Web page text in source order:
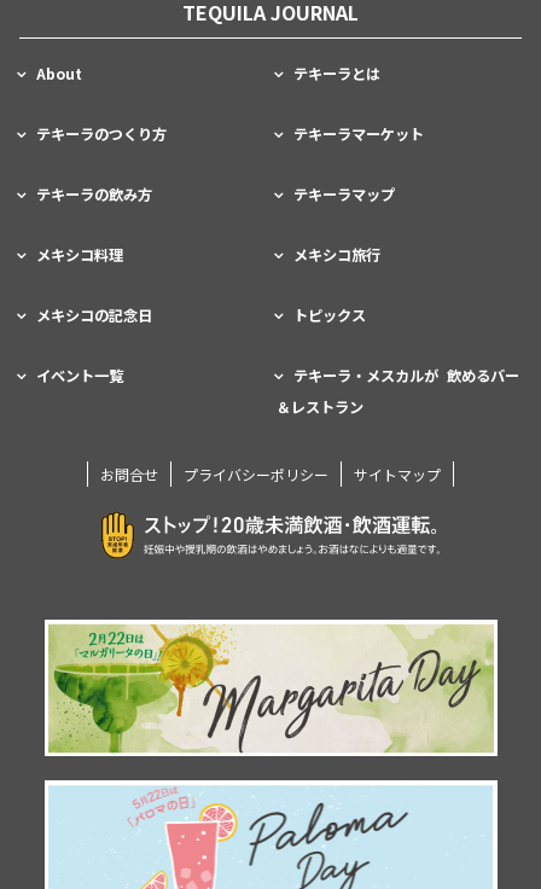
TEQUILA JOURNAL
About テキーラとは
テキーラのつくり方 テキーラマーケット
テキーラの飲み方 テキーラマップ
メキシコ料理 メキシコ旅行
メキシコの記念日 トピックス
イベント一覧
テキーラ・メスカルが 飲めるバー
＆レストラン
お問合せ プライバシーポリシー サイトマップ